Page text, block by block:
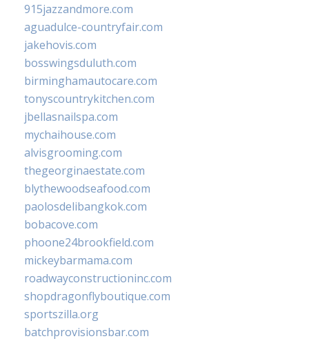
915jazzandmore.com
aguadulce-countryfair.com
jakehovis.com
bosswingsduluth.com
birminghamautocare.com
tonyscountrykitchen.com
jbellasnailspa.com
mychaihouse.com
alvisgrooming.com
thegeorginaestate.com
blythewoodseafood.com
paolosdelibangkok.com
bobacove.com
phoone24brookfield.com
mickeybarmama.com
roadwayconstructioninc.com
shopdragonflyboutique.com
sportszilla.org
batchprovisionsbar.com